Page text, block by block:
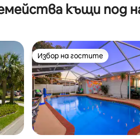
къщи под
Избор на гостите
Избор на гостите